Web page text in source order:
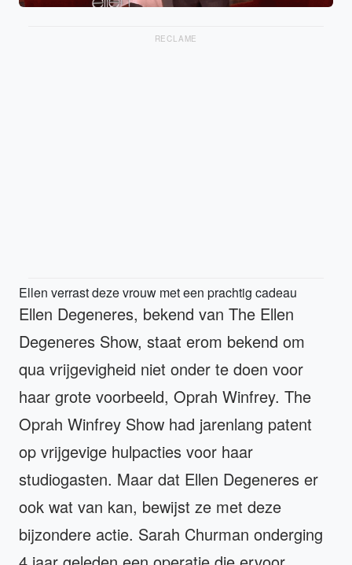
RECLAME
Ellen verrast deze vrouw met een prachtig cadeau
Ellen Degeneres, bekend van The Ellen
Degeneres Show, staat erom bekend om
qua vrijgevigheid niet onder te doen voor
haar grote voorbeeld, Oprah Winfrey. The
Oprah Winfrey Show had jarenlang patent
op vrijgevige hulpacties voor haar
studiogasten. Maar dat Ellen Degeneres er
ook wat van kan, bewijst ze met deze
bijzondere actie. Sarah Churman onderging